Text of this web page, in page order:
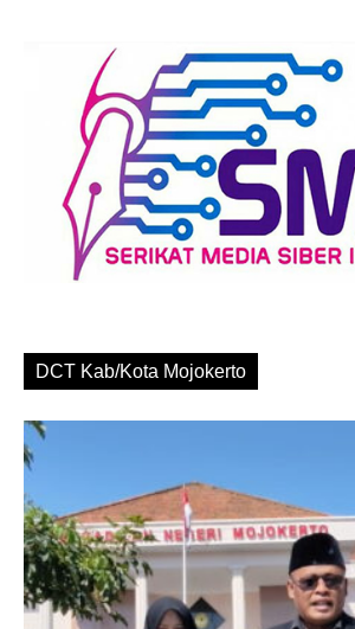
DCT Kab/Kota Mojokerto